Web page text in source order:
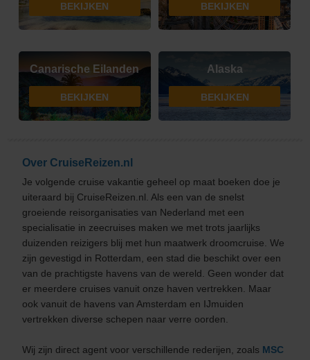
BEKIJKEN BEKIJKEN
Canarische Eilanden
BEKIJKEN
Alaska
BEKIJKEN
Over CruiseReizen.nl
Je volgende cruise vakantie geheel op maat boeken doe je
uiteraard bij CruiseReizen.nl. Als een van de snelst
groeiende reisorganisaties van Nederland met een
specialisatie in zeecruises maken we met trots jaarlijks
duizenden reizigers blij met hun maatwerk droomcruise. We
zijn gevestigd in Rotterdam, een stad die beschikt over een
van de prachtigste havens van de wereld. Geen wonder dat
er meerdere cruises vanuit onze haven vertrekken. Maar
ook vanuit de havens van Amsterdam en IJmuiden
vertrekken diverse schepen naar verre oorden.
Wij zijn direct agent voor verschillende rederijen, zoals MSC